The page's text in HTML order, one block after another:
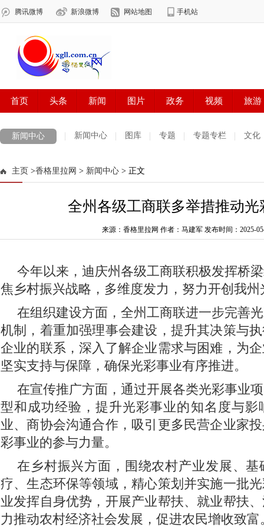
新闻中心 新闻中心 图库 专题 专题专栏 文化
法治迪庆
主页 >香格里拉网 > 新闻中心 > 正文
全州各级工商联多举措推动光
来源：香格里拉网 作者：马建军 发布时间：2025-
今年以来，迪庆州各级工商联积极发挥桥
焦乡村振兴战略，多维度发力，努力开创我
在组织建设方面，全州工商联进一步完善
机制，着重加强理事会建设，提升其决策与
企业的联系，深入了解企业需求与困难，为
坚实支持与保障，确保光彩事业有序推进。
在宣传推广方面，通过开展各类光彩事业
型和成功经验，提升光彩事业的知名度与影
业、商协会沟通合作，吸引更多民营企业家
彩事业的参与力量。
在乡村振兴方面，围绕农村产业发展、
疗、生态环保等领域，精心策划并实施一批
业发挥自身优势，开展产业帮扶、就业帮扶
力推动农村经济社会发展，促进农民增收致富